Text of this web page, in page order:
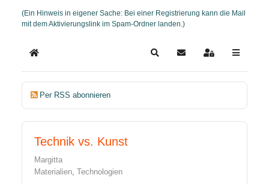
(Ein Hinweis in eigener Sache: Bei einer Registrierung kann die Mail
mit dem Aktivierungslink im Spam-Ordner landen.)
Home SearchUpdates abonnieren
Sign In
Per RSS abonnieren
Technik vs. Kunst
Margitta
Materialien Technologien